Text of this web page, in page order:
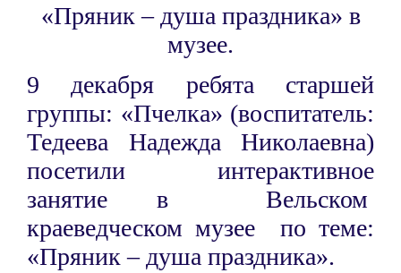
«Пряник – душа праздника» в
музее.
9 декабря ребята старшей
группы: «Пчелка» (воспитатель:
Тедеева Надежда Николаевна)
посетили интерактивное
занятие в Вельском
краеведческом музее по теме:
«Пряник – душа праздника».